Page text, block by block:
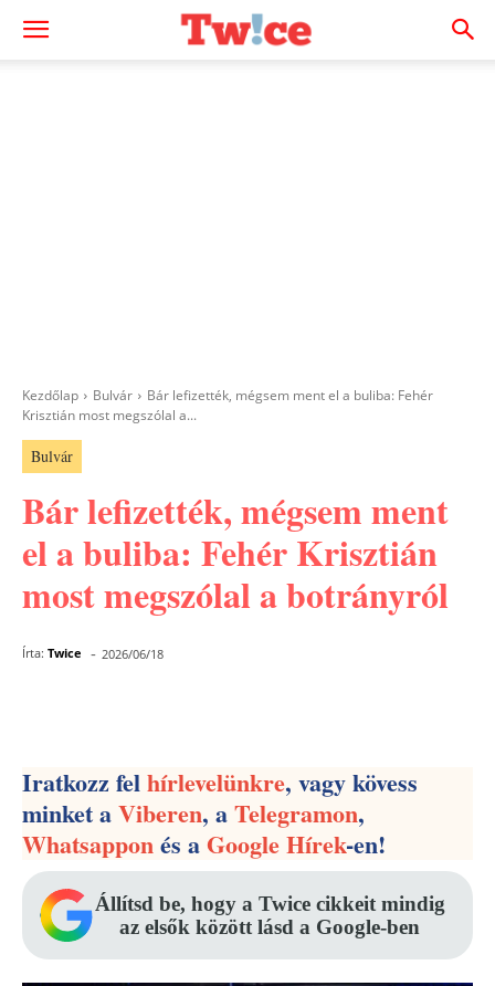
Kezdőlap Bulvár
Bár lefizették, mégsem ment el a buliba: Fehér
Krisztián most megszólal a...
Bulvár
Bár lefizették, mégsem ment
el a buliba: Fehér Krisztián
most megszólal a botrányról
Írta: Twice - 2026/06/18
Iratkozz felhírlevelünkre, vagy kövess
minket aViberen, aTelegramon,
Whatsapponés aGoogle Hírek-en!
Állítsd be, hogy a Twice cikkeit mindig
az elsők között lásd a Google-ben